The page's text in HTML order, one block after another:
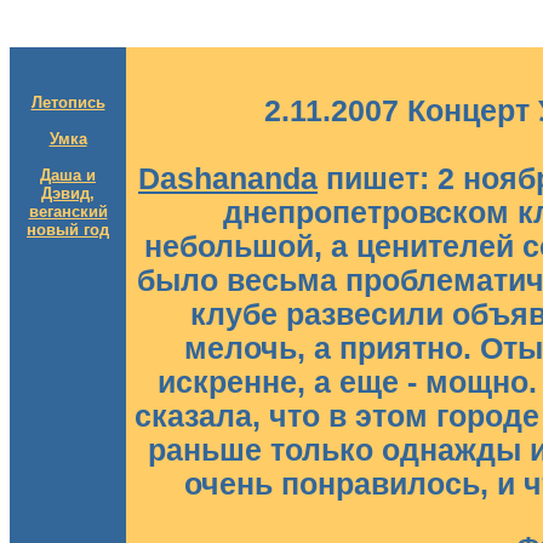
Летопись
Умка
Даша и
Дэвид,
веганский
новый год
2.11.2007
Dashananda пишет: 2
днепропетровском
небольшой, а ценителей
было весьма
клубе развесили
мелочь, а приятно.
искренне, а еще -
сказала, что в этом
раньше только однажды
очень понравилось, и